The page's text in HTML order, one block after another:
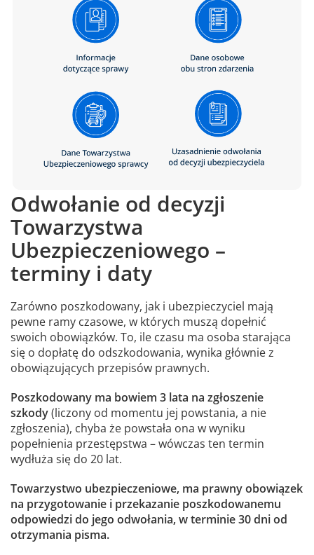
Odwołanie od decyzji
Towarzystwa
Ubezpieczeniowego –
terminy i daty
Zarówno poszkodowany, jak i ubezpieczyciel mają
pewne ramy czasowe, w których muszą dopełnić
swoich obowiązków. To, ile czasu ma osoba starająca
się o dopłatę do odszkodowania, wynika głównie z
obowiązujących przepisów prawnych.
Poszkodowany ma bowiem 3 lata na zgłoszenie
szkody(liczony od momentu jej powstania, a nie
zgłoszenia), chyba że powstała ona w wyniku
popełnienia przestępstwa – wówczas ten termin
wydłuża się do 20 lat.
Towarzystwo ubezpieczeniowe, ma prawny obowiązek
na przygotowanie i przekazanie poszkodowanemu
odpowiedzi do jego odwołania, w terminie 30 dni od
otrzymania pisma.